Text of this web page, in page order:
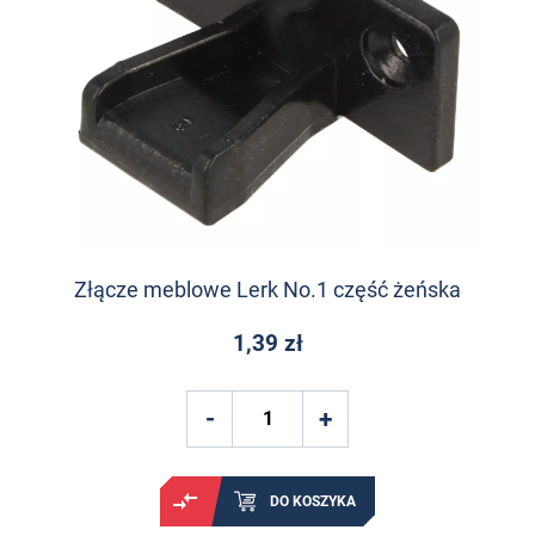
Złącze meblowe Lerk No.1 część żeńska
1,39 zł
DO KOSZYKA